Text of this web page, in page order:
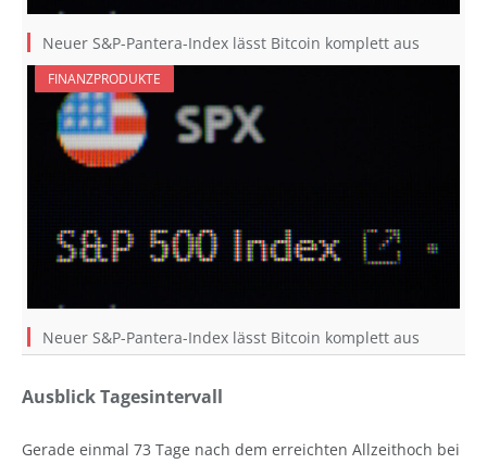
Neuer S&P-Pantera-Index lässt Bitcoin komplett aus
FINANZPRODUKTE
Neuer S&P-Pantera-Index lässt Bitcoin komplett aus
Ausblick Tagesintervall
Gerade einmal 73 Tage nach dem erreichten Allzeithoch bei